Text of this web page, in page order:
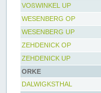
VOßWINKEL UP
WESENBERG OP
WESENBERG UP
ZEHDENICK OP
ZEHDENICK UP
ORKE
DALWIGKSTHAL